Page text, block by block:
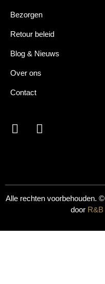
Bezorgen
Retour beleid
Blog & Nieuws
Over ons
Contact
Alle rechten voorbehouden.
door